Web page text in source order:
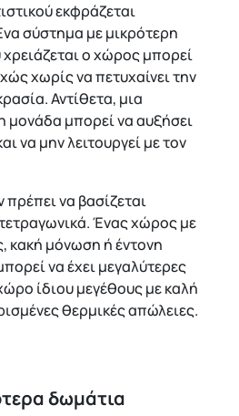
εκφράζεται
σύστημα με μικρότερη
ο χώρος μπορεί
χωρίς να πετυχαίνει την
Αντίθετα, μια
μονάδα μπορεί να αυξήσει
να μην λειτουργεί με τον
να βασίζεται
Ένας χώρος με
κακή μόνωση ή έντονη
να έχει μεγαλύτερες
ίδιου μεγέθους με καλή
θερμικές απώλειες.
δωμάτια